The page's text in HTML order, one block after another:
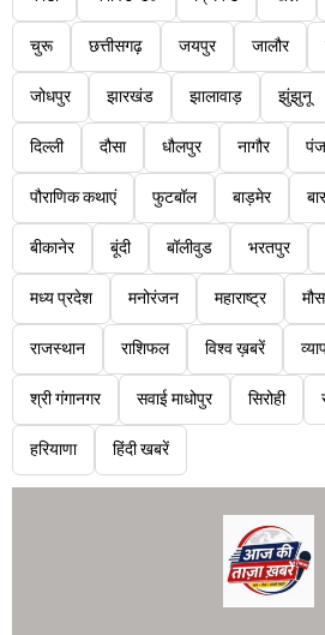
चुरू छत्तीसगढ़ जयपुर जालौर
जोधपुर झारखंड झालावाड़ झुंझुनू
दिल्ली दौसा धौलपुर नागौर
पौराणिक कथाएं फुटबॉल बाड़मेर
बीकानेर बूंदी बॉलीवुड भरतपुर
मध्य प्रदेश मनोरंजन महाराष्ट्र
राजस्थान राशिफल विश्व ख़बरें
श्री गंगानगर सवाई माधोपुर सिरोही
हरियाणा हिंदी खबरें